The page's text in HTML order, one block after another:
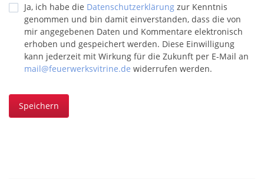
Ja, ich habe die Datenschutzerklärung zur Kenntnis
genommen und bin damit einverstanden, dass die von
mir angegebenen Daten und Kommentare elektronisch
erhoben und gespeichert werden. Diese Einwilligung
kann jederzeit mit Wirkung für die Zukunft per E-Mail an
mail@feuerwerksvitrine.de widerrufen werden.
Speichern